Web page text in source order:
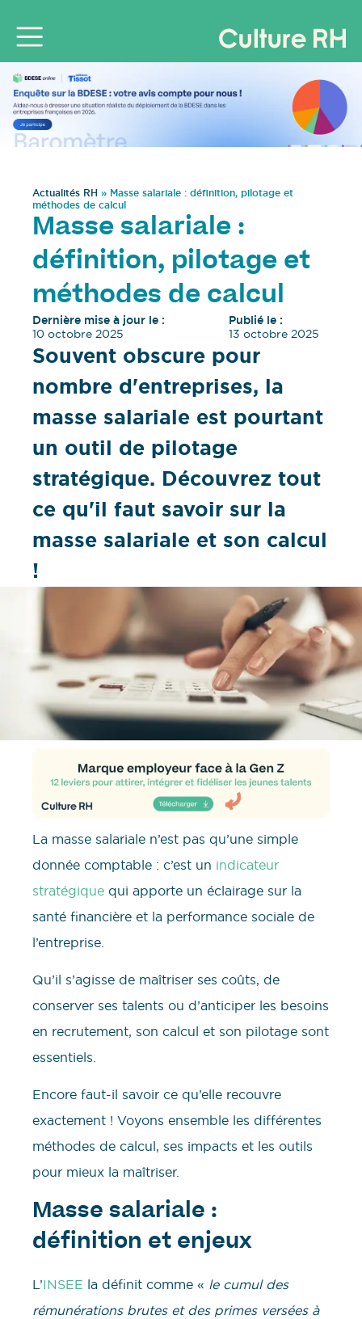
Actualités RH » Masse salariale : définition, pilotage et
méthodes de calcul
Masse salariale :
définition, pilotage et
méthodes de calcul
Dernière mise à jour le :
10 octobre 2025
Publié le :
13 octobre 2025
Souvent obscure pour
nombre d'entreprises, la
masse salariale est pourtant
un outil de pilotage
stratégique. Découvrez tout
ce qu'il faut savoir sur la
masse salariale et son calcul
!
La masse salariale n’est pas qu’une simple
donnée comptable : c’est un indicateur
stratégique qui apporte un éclairage sur la
santé financière et la performance sociale de
l’entreprise.
Qu’il s’agisse de maîtriser ses coûts, de
conserver ses talents ou d’anticiper les besoins
en recrutement, son calcul et son pilotage sont
essentiels.
Encore faut-il savoir ce qu’elle recouvre
exactement ! Voyons ensemble les différentes
méthodes de calcul, ses impacts et les outils
pour mieux la maîtriser.
Masse salariale :
définition et enjeux
L’INSEE la définit comme « le cumul des
rémunérations brutes et des primes versées à